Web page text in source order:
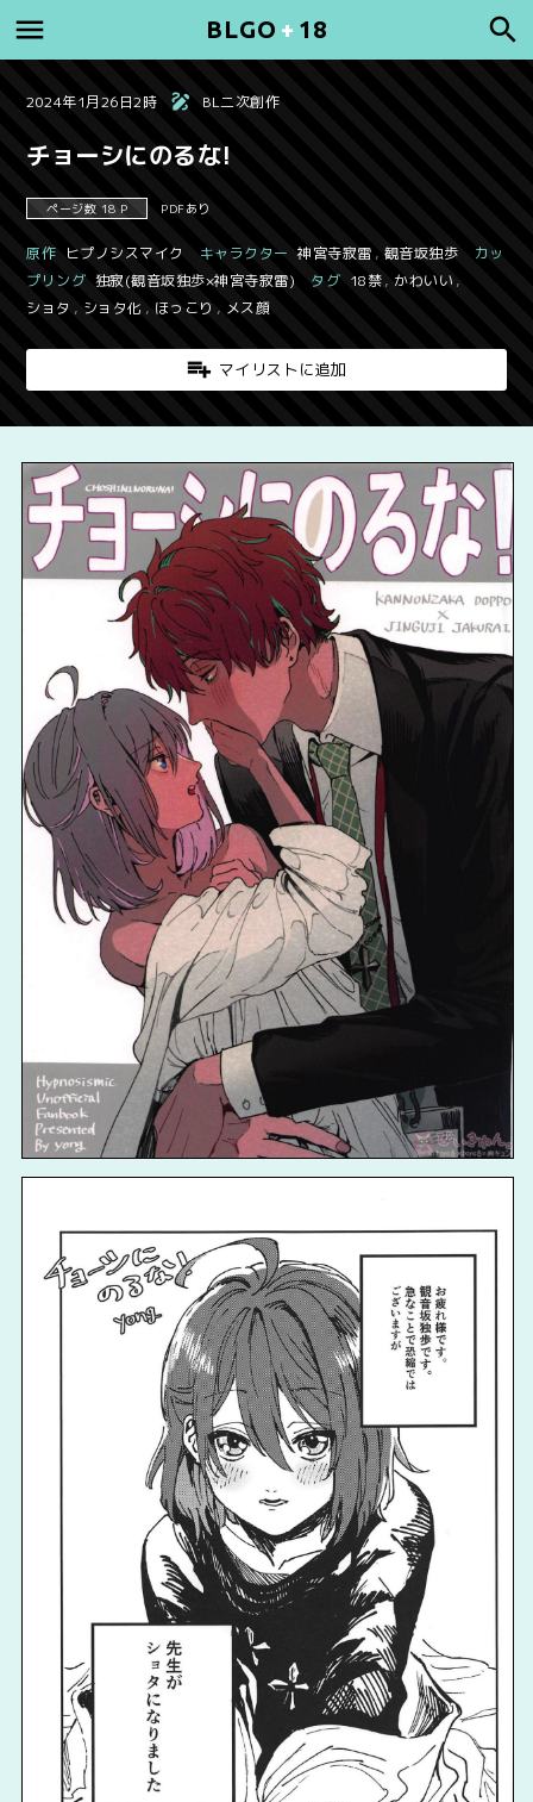
BLGO + 18
2024年1月26日2時 BL二次創作
チョーシにのるな!
ページ数 18 P PDFあり
原作 ヒプノシスマイク キャラクター 神宮寺寂雷 , 観音坂独歩
カッ
プリング 独寂(観音坂独歩×神宮寺寂雷) タグ 18禁, かわいい ,
ショタ , ショタ化 , ほっこり , メス顔
マイリストに追加